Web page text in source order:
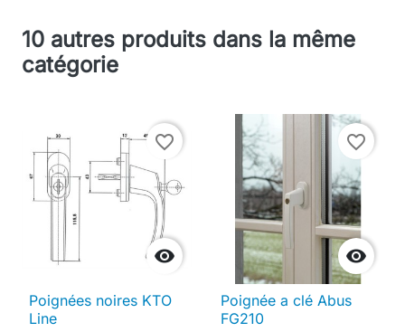
10 autres produits dans la même
catégorie

favorite_border
Poignées noires KTO
Line

favorite_border
Poignée a clé Abus
FG210